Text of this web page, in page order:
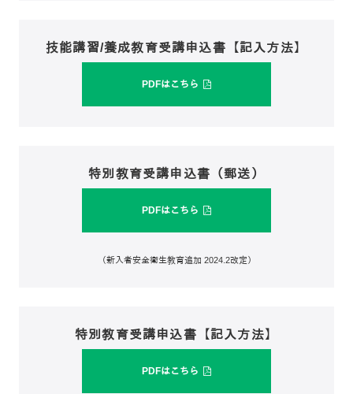
技能講習/養成教育受講申込書【記入方法】
PDFはこちら
特別教育受講申込書（郵送）
PDFはこちら
（新入者安全衛生教育追加 2024.2改定）
特別教育受講申込書【記入方法】
PDFはこちら